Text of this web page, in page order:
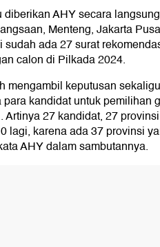
AHY secara
Menteng, Jakarta
sudah ada 27 surat
calon di Pilkada 2024.
mengambil keputusan
kandidat untuk pemilihan
Artinya 27 kandidat, 27
lagi, karena ada 37 provinsi
AHY dalam sambutannya.